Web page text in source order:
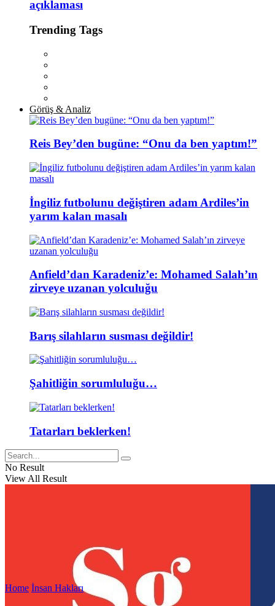
açıklaması
Trending Tags
Görüş & Analiz
Reis Bey’den bugüne: “Onu da ben yaptım!”
İngiliz futbolunu değiştiren adam Ardiles’in
yarım kalan masalı
Anfield’dan Karadeniz’e: Mohamed Salah’ın
zirveye uzanan yolculuğu
Barış silahların susması değildir!
Şahitliğin sorumluluğu…
Tatarları beklerken!
No Result
View All Result
Home İnsan Hakları